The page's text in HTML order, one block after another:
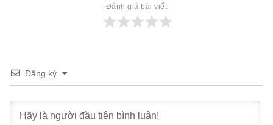
Đánh giá bài viết
Đăng ký